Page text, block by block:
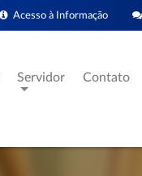
Acesso à Informação
Servidor Contato